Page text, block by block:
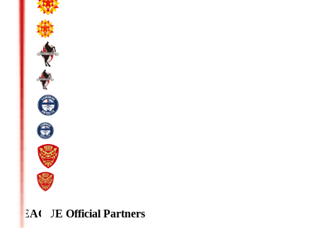
J.LEAGUE Official Partners